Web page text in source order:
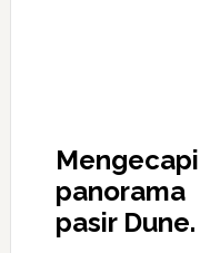
pasir Dune.